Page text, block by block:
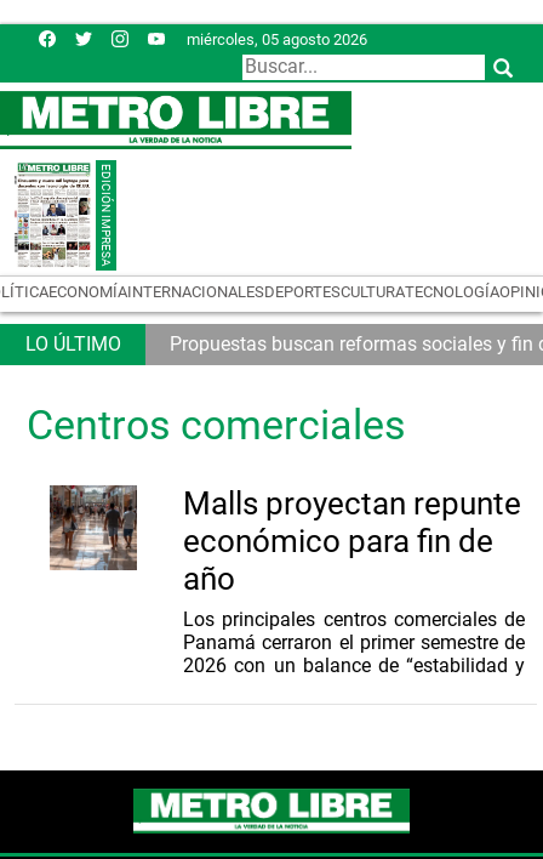
miércoles, 05 agosto 2026
ECONOMÍAINTERNACIONALESDEPORTESCULTURATECNOLOGÍA
Propuestas buscan reformas sociales y fin
Centros comerciales
Malls proyectan repunte
económico para fin de
año
Los principales centros comerciales de
Panamá cerraron el primer semestre de
2026 con un balance de “estabilidad y
(APACECOM), Bonny Sánchez, indicó
que malls como Los Andes Mall
reportaron un incremento sostenido del